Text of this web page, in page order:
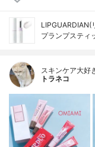
LIPGUARDIAN(
プランプスティ
スキンケア大好
トラネコ